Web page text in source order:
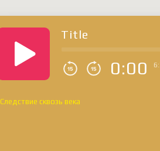
Title
0:00
Следствие сквозь века